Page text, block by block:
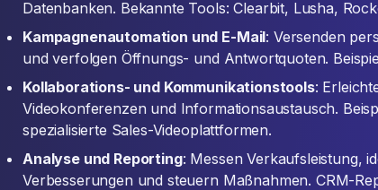
Datenbanken. Bekannte Tools: Clearbit, Lusha,
Kampagnenautomation und E-Mail: Versenden
und verfolgen Öffnungs- und Antwortquoten.
Kollaborations- und Kommunikationstools:
Videokonferenzen und Informationsaustausch.
spezialisierte Sales-Videoplattformen.
Analyse und Reporting: Messen Verkaufsleistung,
Verbesserungen und steuern Maßnahmen. CRM-